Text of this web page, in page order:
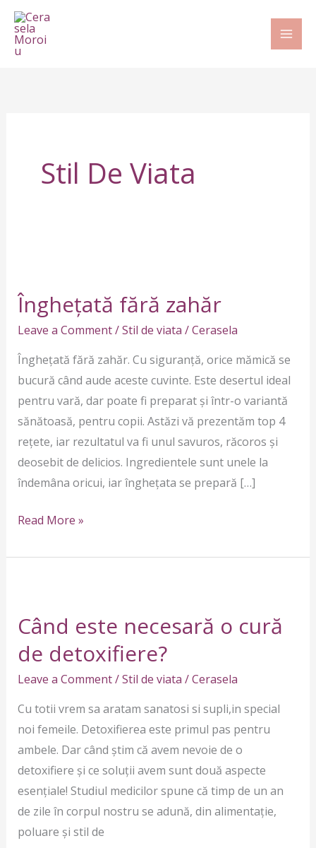
Skip
content
Stil De Viata
Înghețată fără zahăr
Leave a Comment/Stil de viata /Cerasela
Înghețată fără zahăr. Cu siguranță, orice mămică se
bucură când aude aceste cuvinte. Este desertul ideal
pentru vară, dar poate fi preparat și într-o variantă
sănătoasă, pentru copii. Astăzi vă prezentăm top 4
rețete, iar rezultatul va fi unul savuros, răcoros și
deosebit de delicios. Ingredientele sunt unele la
îndemâna oricui, iar înghețata se prepară […]
zahăr
Read More »
Când este necesară o cură
de detoxifiere?
Leave a Comment/Stil de viata /Cerasela
Cu totii vrem sa aratam sanatosi si supli,in special
noi femeile. Detoxifierea este primul pas pentru
ambele. Dar când știm că avem nevoie de o
detoxifiere și ce soluții avem sunt două aspecte
esențiale! Studiul medicilor spune că timp de un an
de zile în corpul nostru se adună, din alimentație,
poluare și stil de
necesară
cură
de
detoxifiere?